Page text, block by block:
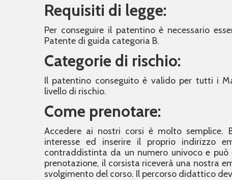
Requisiti di legge:
Per conseguire il patentino è necessario
Patente di guida categoria B.
Categorie di rischio:
Il patentino conseguito è valido per tutti i
livello di rischio.
Come prenotare:
Accedere ai nostri corsi è molto semplice.
interesse ed inserire il proprio indirizzo
contraddistinta da un numero univoco e
prenotazione, il corsista riceverà una nostra
svolgimento del corso. Il percorso didattico